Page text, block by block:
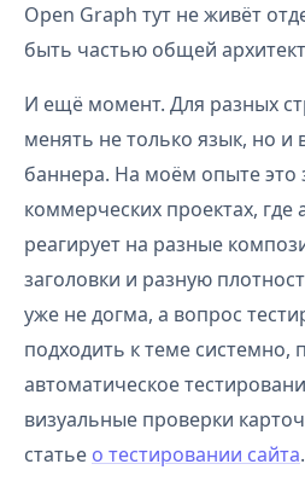
Open Graph тут не живёт
быть частью общей
И ещё момент. Для разных
менять не только язык, но и
баннера. На моём опыте это
коммерческих проектах, где
реагирует на разные
заголовки и разную
уже не догма, а вопрос
подходить к теме системно,
автоматическое
визуальные проверки
статье о тестировании сайта.